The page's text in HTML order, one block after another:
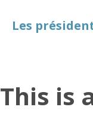
Les
This is